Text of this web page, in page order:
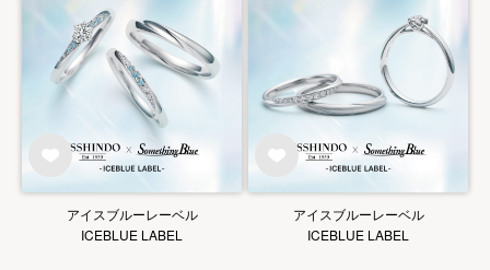
アイスブルーレーベル
ICEBLUE LABEL
アイスブルーレーベル
ICEBLUE LABEL